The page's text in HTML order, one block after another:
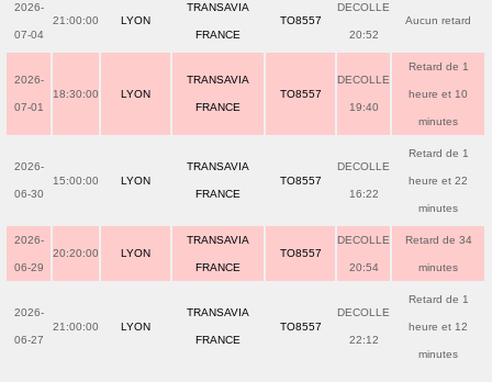
2026-
07-04
21:00:00 LYON
TRANSAVIA
FRANCE
TO8557
DECOLLE
20:52
Aucun retard
2026-
07-01
18:30:00 LYON
TRANSAVIA
FRANCE
TO8557
DECOLLE
19:40
Retard de 1
heure et 10
minutes
2026-
06-30
15:00:00 LYON
TRANSAVIA
FRANCE
TO8557
DECOLLE
16:22
Retard de 1
heure et 22
minutes
2026-
06-29
20:20:00 LYON
TRANSAVIA
FRANCE
TO8557
DECOLLE
20:54
Retard de 34
minutes
2026-
06-27
21:00:00 LYON
TRANSAVIA
FRANCE
TO8557
DECOLLE
22:12
Retard de 1
heure et 12
minutes